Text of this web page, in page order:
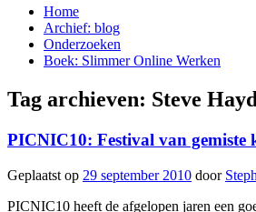
Home
Archief: blog
Onderzoeken
Boek: Slimmer Online Werken
Tag archieven: Steve
PICNIC10: Festival van gemiste
Geplaatst op 29 september 2010 door
PICNIC10 heeft de afgelopen jaren een